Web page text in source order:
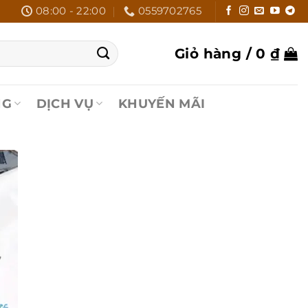
08:00 - 22:00 0559702765
Giỏ hàng /0₫
DỊCH VỤ KHUYẾN MÃI